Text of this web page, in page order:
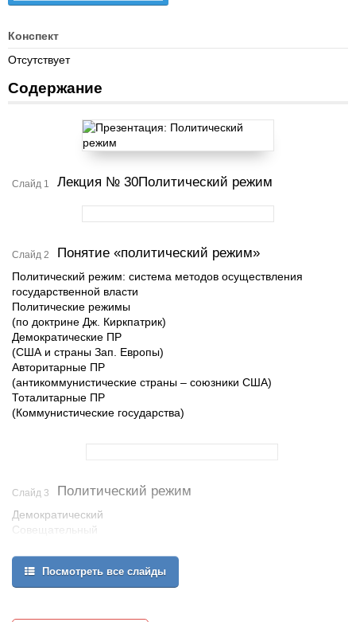
Конспект
Отсутствует
Содержание
Слайд 1 Лекция № 30Политический режим
Слайд 2 Понятие «политический режим»
Политический режим: система методов осуществления
государственной власти
Политические режимы
(по доктрине Дж. Киркпатрик)
Демократические ПР
(США и страны Зап. Европы)
Авторитарные ПР
(антикоммунистические страны – союзники США)
Тоталитарные ПР
(Коммунистические государства)
Слайд 3 Политический режим
Демократический
Совещательный
Авторитарный
Директивный
принцип реализации власти
Посмотреть все слайды